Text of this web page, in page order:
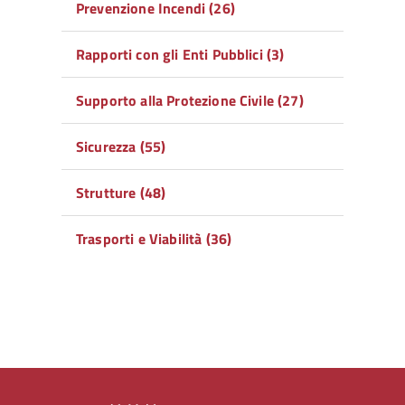
Prevenzione Incendi (26)
Rapporti con gli Enti Pubblici (3)
Supporto alla Protezione Civile (27)
Sicurezza (55)
Strutture (48)
Trasporti e Viabilità (36)